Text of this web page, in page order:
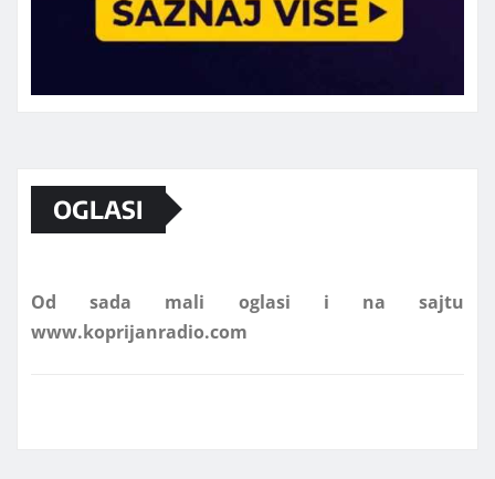
OGLASI